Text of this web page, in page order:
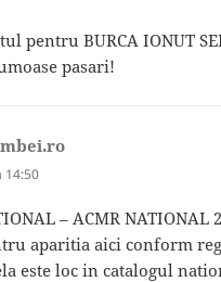
pentru BURCA IONUT
pasari!
14:50
– ACMR NATIONAL
aparitia aici conform
este loc in catalogul